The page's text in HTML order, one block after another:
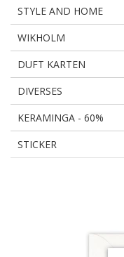
STYLE AND HOME
WIKHOLM
DUFT KARTEN
DIVERSES
KERAMINGA - 60%
STICKER